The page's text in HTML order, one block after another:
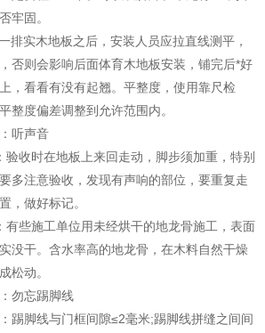
牢固。
排实木地板之后，安装人员应拉直线测平，
否则会影响后面体育木地板安装，铺完后*好
，看看有没有起翘。平整度，使用靠尺检
整度偏差调整到允许范围内。
听声音
验收时在地板上来回走动，脚步须加重，特别
多注意验收，发现有声响的部位，要重复走
，做好标记。
有些施工单位用未经烘干的地龙骨施工，表面
没干。含水率高的地龙骨，在木料自然干燥
松动。
勿忘踢脚线
踢脚线与门框间隙≤2毫米;踢脚线拼缝之间间